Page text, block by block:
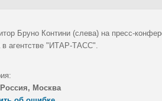
Бруно Контини (слева) на пресс-
в агентстве "ИТАР-ТАСС".
Россия, Москва